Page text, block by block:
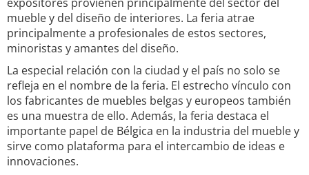
mueble y del diseño de interiores. La feria atrae
principalmente a profesionales de estos sectores,
minoristas y amantes del diseño.
La especial relación con la ciudad y el país no solo se
refleja en el nombre de la feria. El estrecho vínculo con
los fabricantes de muebles belgas y europeos también
es una muestra de ello. Además, la feria destaca el
importante papel de Bélgica en la industria del mueble y
sirve como plataforma para el intercambio de ideas e
innovaciones.